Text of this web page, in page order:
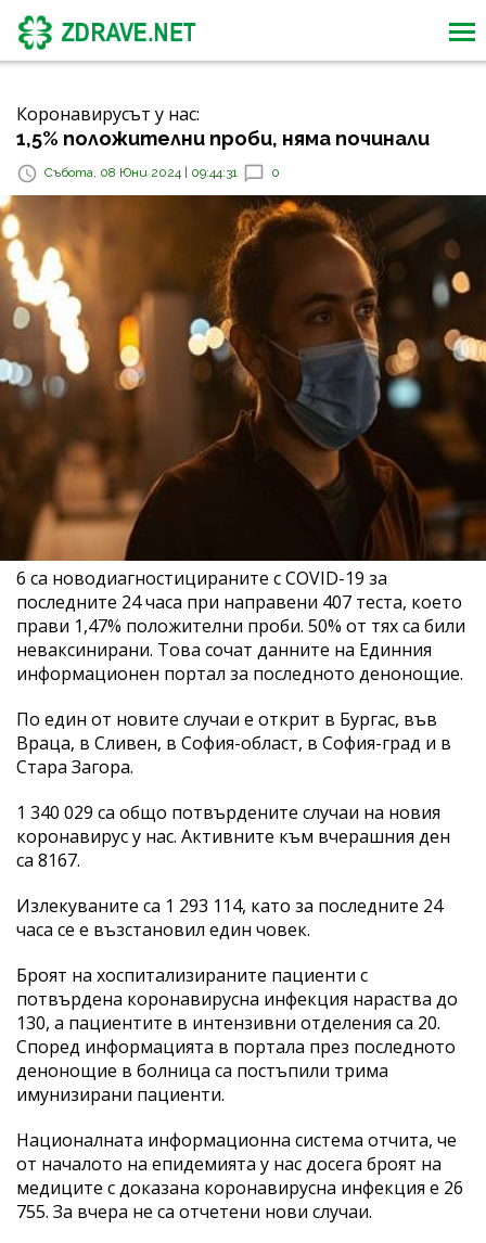
Коронавирусът у нас:
1,5% положителни проби, няма починали
Събота, 08 Юни 2024 | 09:44:31 0
6 са новодиагностицираните с COVID-19 за
последните 24 часа при направени 407 теста, което
прави 1,47% положителни проби. 50% от тях са били
неваксинирани. Това сочат данните на Единния
информационен портал за последното денонощие.
По един от новите случаи е открит в Бургас, във
Враца, в Сливен, в София-област, в София-град и в
Стара Загора.
1 340 029 са общо потвърдените случаи на новия
коронавирус у нас. Активните към вчерашния ден
са 8167.
Излекуваните са 1 293 114, като за последните 24
часа се е възстановил един човек.
Броят на хоспитализираните пациенти с
потвърдена коронавирусна инфекция нараства до
130, а пациентите в интензивни отделения са 20.
Според информацията в портала през последното
денонощие в болница са постъпили трима
имунизирани пациенти.
Националната информационна система отчита, че
от началото на епидемията у нас досега броят на
медиците с доказана коронавирусна инфекция е 26
755. За вчера не са отчетени нови случаи.